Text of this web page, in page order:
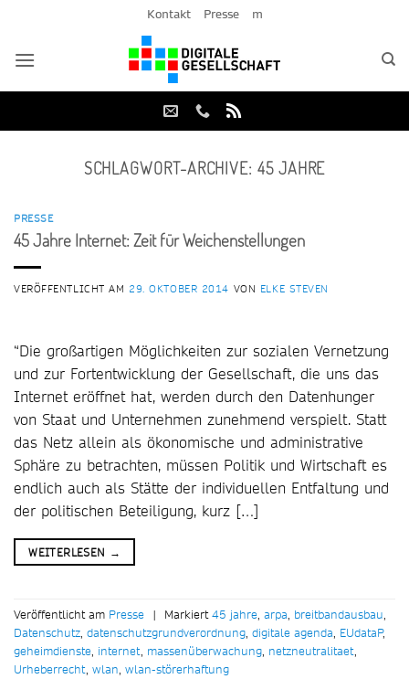
springen
Kontakt Presse m
SCHLAGWORT-ARCHIVE:45 JAHRE
PRESSE
45 Jahre Internet: Zeit für Weichenstellungen
VERÖFFENTLICHT AM 29. OKTOBER 2014 VON ELKE STEVEN
“Die großartigen Möglichkeiten zur sozialen Vernetzung
und zur Fortentwicklung der Gesellschaft, die uns das
Internet eröffnet hat, werden durch den Datenhunger
von Staat und Unternehmen zunehmend verspielt. Statt
das Netz allein als ökonomische und administrative
Sphäre zu betrachten, müssen Politik und Wirtschaft es
endlich auch als Stätte der individuellen Entfaltung und
der politischen Beteiligung, kurz […]
WEITERLESEN →
Veröffentlicht am Presse | Markiert45 jahre, arpa, breitbandausbau,
Datenschutz, datenschutzgrundverordnung, digitale agenda, EUdataP,
geheimdienste, internet, massenüberwachung, netzneutralitaet,
Urheberrecht, wlan, wlan-störerhaftung